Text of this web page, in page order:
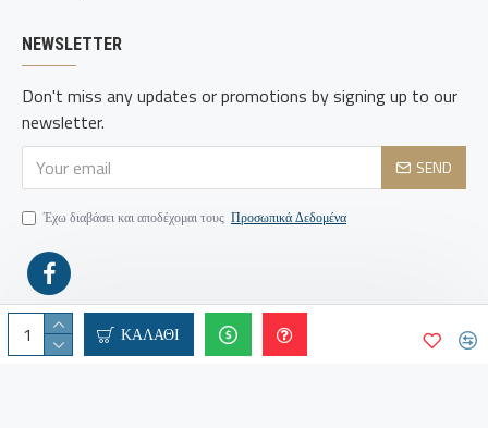
ΚΑΛΆΘΙ
NEWSLETTER
Don't miss any updates or promotions by signing up to our
newsletter.
SEND
Έχω διαβάσει και αποδέχομαι τους Προσωπικά Δεδομένα